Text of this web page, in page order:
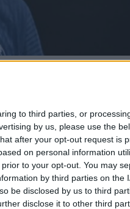
to third parties, or
by us, please use the
after your opt-out request is
on personal information
to your opt-out. You may
by third parties on the
be disclosed by us to third
disclose it to other third